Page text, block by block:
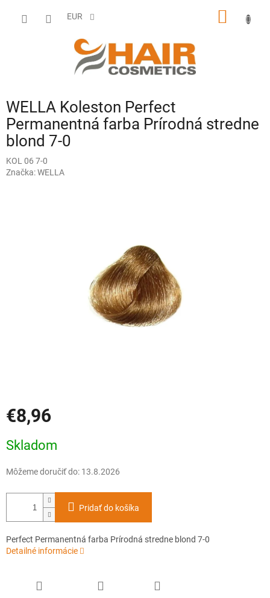
EUR
WELLA Koleston Perfect
Permanentná farba Prírodná stredne
blond 7-0
KOL 06 7-0
Značka:WELLA
€8,96
cena:
Skladom
Môžeme doručiť do: 13.8.2026
Pridať do košíka
Perfect Permanentná farba Prírodná stredne blond 7-0
Detailné informácie